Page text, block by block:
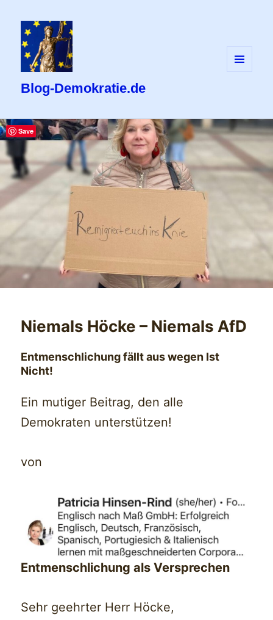
Blog-Demokratie.de
Niemals Höcke – Niemals AfD
Entmenschlichung fällt aus wegen Ist
Nicht!
Ein mutiger Beitrag, den alle
Demokraten unterstützen!
von
Entmenschlichung als Versprechen
Sehr geehrter Herr Höcke,
Save